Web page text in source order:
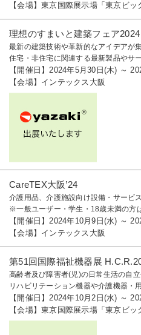
【会場】東京国際展示場「東京ビ
理想のすまいと建築フェア2024
最新の建築技術や革新的なアイデアが
住宅・非住宅に関連する最新製品やサ
【開催日】2024年5月30日(木) ～
【会場】インテックス大阪
CareTEX大阪’24
介護用品、介護施設向け設備・サービ
※一般ユーザー・学生・18歳未満の方
【開催日】2024年10月9日(水) ～
【会場】インテックス大阪
第51回国際福祉機器展
高齢者及び障害者(児)の日常生活の自立
リハビリテーション機器や介護機器・
【開催日】2024年10月2日(水) ～
【会場】東京国際展示場「東京ビ